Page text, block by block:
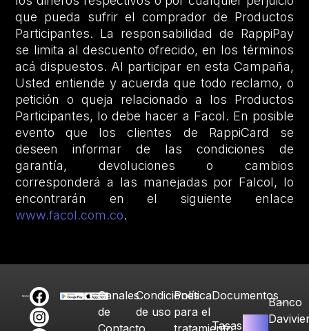
que pueda sufrir el comprador de Productos
Participantes. La responsabilidad de RappiPay
se limita al descuento ofrecido, en los términos
acá dispuestos. Al participar en esta Campaña,
Usted entiende y acuerda que todo reclamo, o
petición o queja relacionado a los Productos
Participantes, lo debe hacer a Facol. En posible
evento que los clientes de RappiCard se
deseen informar de las condiciones de
garantía, devoluciones o cambios
corresponderá a las manejadas por Falcol, lo
encontrarán en el siguiente enlace
www.facol.com.co.
Canales
de
Contacto
Condiciones
de uso
Política
para el
tratamiento
Documentos
Tasas
Banco